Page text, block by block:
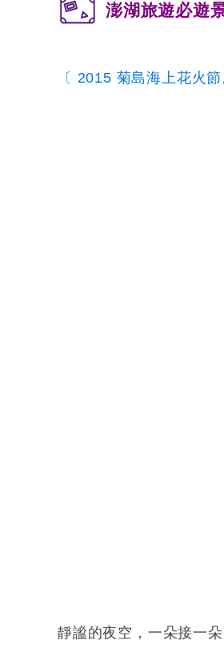
澎湖旅遊必遊
〔 2015 菊島海上花火
靜謐的夜空，一朵接一